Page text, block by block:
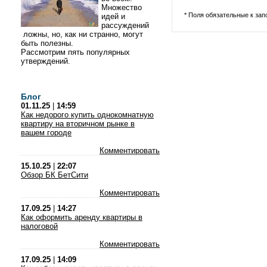
Множество
идей и
рассуждений
ложны, но, как ни странно, могут
быть полезны.
Рассмотрим пять популярных
утверждений.
Блог
01.11.25
14:59
Как недорого купить однокомнатную
квартиру на вторичном рынке в
вашем городе
Комментировать
15.10.25
22:07
Обзор БК БетСити
Комментировать
17.09.25
14:27
Как оформить аренду квартиры в
налоговой
Комментировать
17.09.25
14:09
* Поля обязательные к